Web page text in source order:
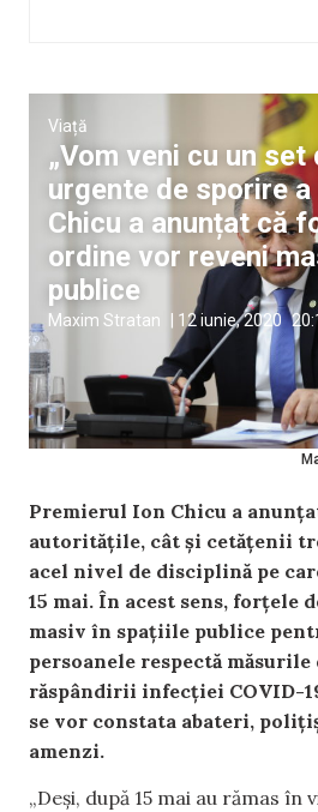
Viață
„Vom veni cu un set
urgente de sporire a
Chicu a anunțat că
ordine vor reveni
publice
Maxim Stratan 12 iunie, 2020
Premierul Ion Chicu a
autoritățile, cât și cetățenii
acel nivel de disciplină pe
15 mai. În acest sens, forțele
masiv în spațiile publice
persoanele respectă
răspândirii infecției COVID-
se vor constata abateri,
amenzi.
„Deși, după 15 mai au rămas